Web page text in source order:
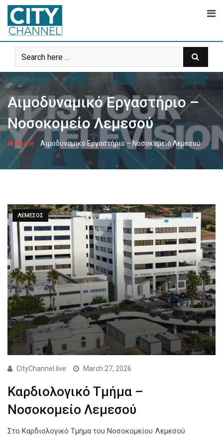
Skip
content
Αιμοδυναμικό Εργαστήριο –
Νοσοκομείο Λεμεσού
Home Αιμοδυναμικό Εργαστήριο – Νοσοκομείο Λεμεσού
ΛΕΜΕΣΟΣ
CityChannel.live March 27, 2026
Καρδιολογικό Τμήμα –
Νοσοκομείο Λεμεσού
Στο Καρδιολογικό Τμήμα του Νοσοκομείου Λεμεσού